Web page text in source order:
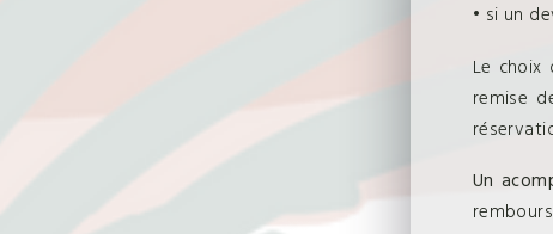
• si un
Le
remise
Un